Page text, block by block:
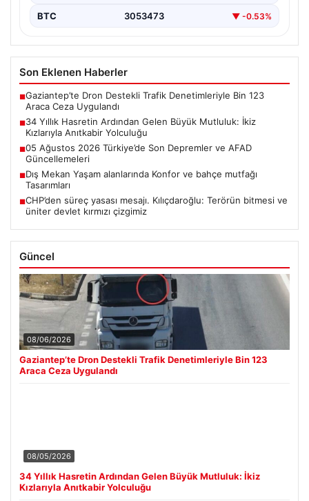
BTC 3053473 ▼ -0.53%
Son Eklenen Haberler
■Gaziantep’te Dron Destekli Trafik Denetimleriyle Bin 123
Araca Ceza Uygulandı
■34 Yıllık Hasretin Ardından Gelen Büyük Mutluluk: İkiz
Kızlarıyla Anıtkabir Yolculuğu
■05 Ağustos 2026 Türkiye’de Son Depremler ve AFAD
Güncellemeleri
■Dış Mekan Yaşam alanlarında Konfor ve bahçe mutfağı
Tasarımları
■CHP’den süreç yasası mesajı. Kılıçdaroğlu: Terörün bitmesi ve
üniter devlet kırmızı çizgimiz
Güncel
08/06/2026
Gaziantep’te Dron Destekli Trafik Denetimleriyle Bin 123
Araca Ceza Uygulandı
08/05/2026
34 Yıllık Hasretin Ardından Gelen Büyük Mutluluk: İkiz
Kızlarıyla Anıtkabir Yolculuğu